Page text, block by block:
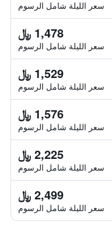
سعر الليلة شامل الرسوم
1,478 ﷼
سعر الليلة شامل الرسوم
1,529 ﷼
سعر الليلة شامل الرسوم
1,576 ﷼
سعر الليلة شامل الرسوم
2,225 ﷼
سعر الليلة شامل الرسوم
2,499 ﷼
سعر الليلة شامل الرسوم